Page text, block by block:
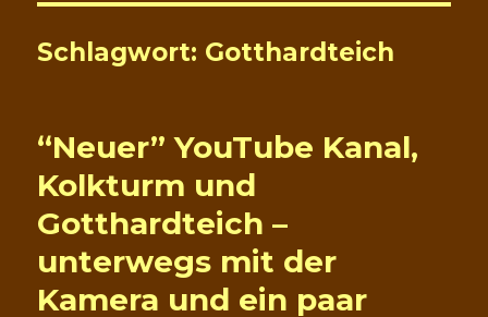
Schlagwort: Gotthardteich
“Neuer” YouTube Kanal,
Kolkturm und
Gotthardteich –
unterwegs mit der
Kamera und ein paar